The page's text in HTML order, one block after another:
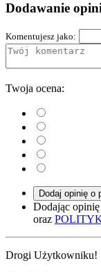
Dodawanie
Komentujesz jako:
Twoja ocena:
Dodaj opinię o
Dodając opinię
oraz
Drogi Użytkowniku!